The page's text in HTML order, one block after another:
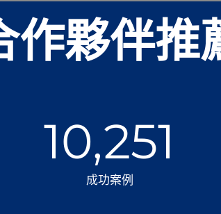
作夥伴推
成功案例
10,251